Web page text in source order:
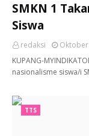
SMKN 1
Siswa
redaksi
Oktober
KUPANG-
nasionalisme siswa/i
TTS